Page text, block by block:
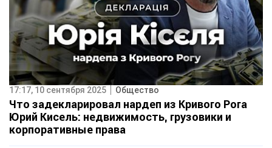
17:17, 10 сентября 2025 Общество
Что задекларировал нардеп из Кривого Рога
Юрий Кисель: недвижимость, грузовики и
корпоративные права